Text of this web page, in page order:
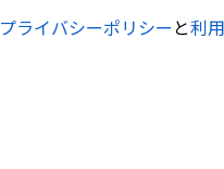
プライバシーポリシー と利